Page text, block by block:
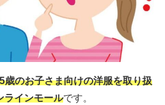
歳のお子さま向けの洋服を取り扱
ラインモールです。